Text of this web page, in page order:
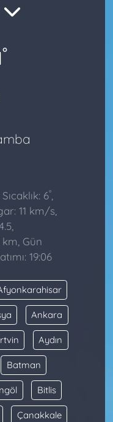
°
6°,
11 km/s,
Gün
19:06
Ankara
Aydın
Batman
Bitlis
Çanakkale